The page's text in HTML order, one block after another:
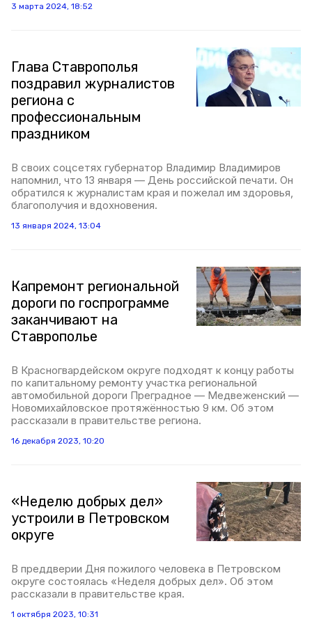
3 марта 2024, 18:52
Глава Ставрополья
поздравил журналистов
региона с
профессиональным
праздником
В своих соцсетях губернатор Владимир Владимиров
напомнил, что 13 января — День российской печати. Он
обратился к журналистам края и пожелал им здоровья,
благополучия и вдохновения.
13 января 2024, 13:04
Капремонт региональной
дороги по госпрограмме
заканчивают на
Ставрополье
В Красногвардейском округе подходят к концу работы
по капитальному ремонту участка региональной
автомобильной дороги Преградное — Медвеженский —
Новомихайловское протяжённостью 9 км. Об этом
рассказали в правительстве региона.
16 декабря 2023, 10:20
«Неделю добрых дел»
устроили в Петровском
округе
В преддверии Дня пожилого человека в Петровском
округе состоялась «Неделя добрых дел». Об этом
рассказали в правительстве края.
1 октября 2023, 10:31